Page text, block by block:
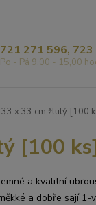
721 271 596,
Po - Pá 9,00 - 15,00
x 33 cm žlutý [100
[100
a kvalitní
a dobře sají 1-